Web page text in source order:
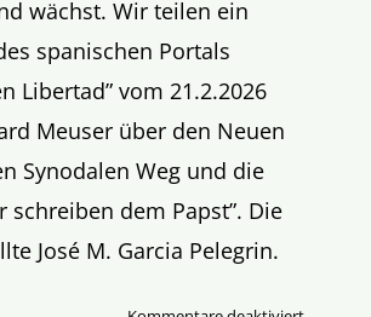
wächst. Wir teilen ein
spanischen Portals
Libertad” vom 21.2.2026
Meuser über den Neuen
Synodalen Weg und die
schreiben dem Papst”. Die
José M. Garcia Pelegrin.